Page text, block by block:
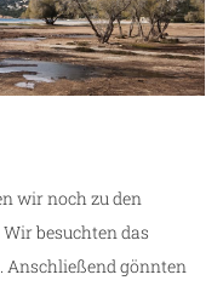
wir noch zu den
besuchten das
Anschließend gönnten